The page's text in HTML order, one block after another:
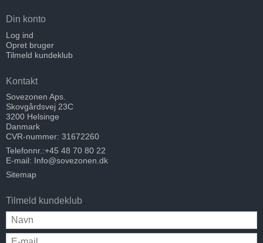
Din konto
Log ind
Opret bruger
Tilmeld kundeklub
Kontakt
Sovezonen Aps.
Skovgårdsvej 23C
3200 Helsinge
Danmark
CVR-nummer: 31672260
Telefonnr.:+45 48 70 80 22
E-mail: Info@sovezonen.dk
Sitemap
Tilmeld kundeklub